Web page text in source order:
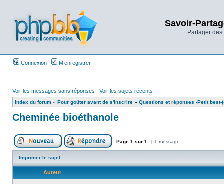
Savoir-
Partager
Connexion M’enregistrer
Voir les messages sans réponses | Voir les sujets récents
Index du forum » Pour goûter avant de s'inscrire » Questions et réponses -Petit best-
Cheminée bioéthanole
Page 1 sur 1 [ 1 message ]
Imprimer le sujet
Auteur